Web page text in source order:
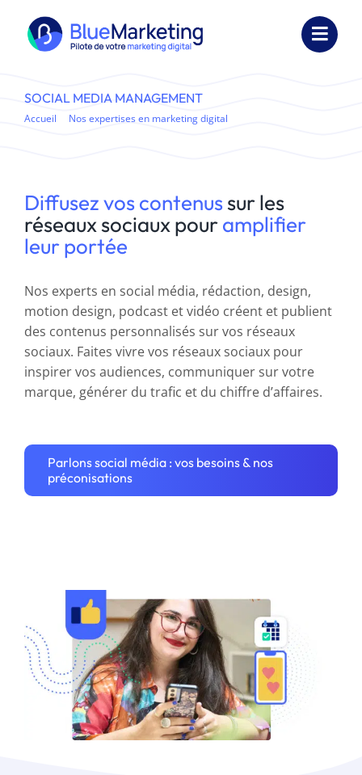
contenu
Réalisations
Ressources
Société
Nous contacter
SOCIAL MEDIA MANAGEMENT
Accueil
Nos expertises en marketing digital
Diffusez vos contenussur les
réseaux sociaux pouramplifier
leur portée
Nos experts en social média, rédaction, design,
motion design, podcast et vidéo créent et publient
des contenus personnalisés sur vos réseaux
sociaux. Faites vivre vos réseaux sociaux pour
inspirer vos audiences, communiquer sur votre
marque, générer du trafic et du chiffre d’affaires.
Parlons social média : vos besoins & nos
préconisations